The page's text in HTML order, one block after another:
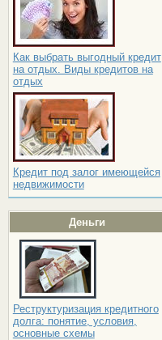
Как выбрать выгодный кредит
на отдых. Виды кредитов на
отдых
Кредит под залог имеющейся
недвижимости
Деньги
Реструктуризация кредитного
долга: понятие, условия,
основные схемы